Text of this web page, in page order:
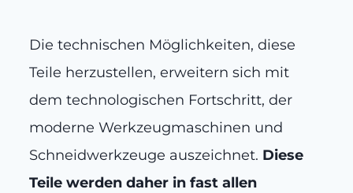
Die technischen Möglichkeiten, diese
Teile herzustellen, erweitern sich mit
dem technologischen Fortschritt, der
moderne Werkzeugmaschinen und
Schneidwerkzeuge auszeichnet. Diese
Teile werden daher in fast allen